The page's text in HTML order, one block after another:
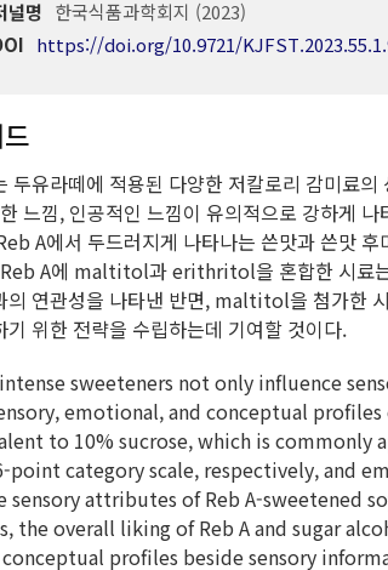
널명 한국식품과학회지 (2023)
https://doi.org/10.9721/
두유라떼에 적용된 다양한 저칼로리 감미료
느낌, 인공적인 느낌이 유의적으로 강하게
A에서 두드러지게 나타나는 쓴맛과 쓴맛
A에 maltitol과 erithritol을 혼합한 시료는
의 연관성을 나타낸 반면, maltitol을 첨가한
기 위한 전략을 수립하는데 기여할 것이다.
sweeteners not only influence
emotional, and conceptual
to 10% sucrose, which is
point category scale, respectively, and
sensory attributes of Reb A-sweetened
the overall liking of Reb A and sugar
profiles beside sensory